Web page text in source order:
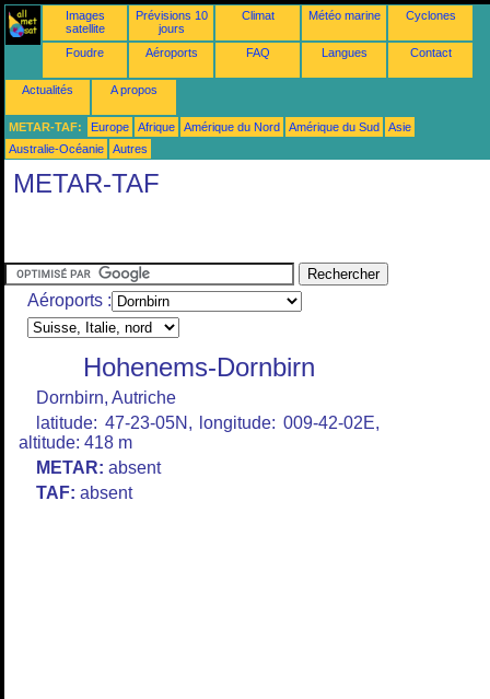
Images
satellite
Prévisions 10
jours
Climat Météo marine Cyclones
Foudre Aéroports FAQ Langues Contact
Actualités A propos
METAR-TAF: Europe Afrique Amérique du Nord Amérique du Sud
Asie
Australie-Océanie
Autres
METAR-TAF
Aéroports :
Hohenems-Dornbirn
Dornbirn, Autriche
latitude: 47-23-05N, longitude: 009-42-02E,
altitude: 418 m
METAR: absent
TAF: absent